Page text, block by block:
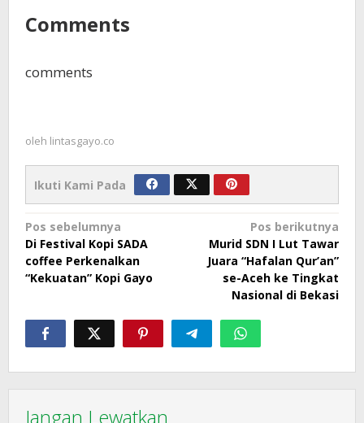
Comments
comments
oleh lintasgayo.co
Ikuti Kami Pada
Navigasi
pos
Pos sebelumnya
Di Festival Kopi SADA
coffee Perkenalkan
“Kekuatan” Kopi Gayo
Pos berikutnya
Murid SDN I Lut Tawar
Juara “Hafalan Qur’an”
se-Aceh ke Tingkat
Nasional di Bekasi
Jangan Lewatkan